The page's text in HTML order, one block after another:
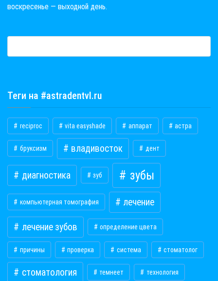
воскресенье — выходной день.
Теги на #astradentvl.ru
reciproc vita easyshade аппарат астра
бруксизм владивосток дент
диагностика зуб зубы
компьютерная томография лечение
лечение зубов определение цвета
причины проверка система стоматолог
стоматология темнеет технология